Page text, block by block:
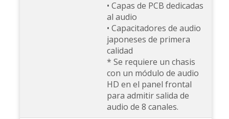
• Capas de PCB dedicadas
al audio
• Capacitadores de audio
japoneses de primera
calidad
* Se requiere un chasis
con un módulo de audio
HD en el panel frontal
para admitir salida de
audio de 8 canales.